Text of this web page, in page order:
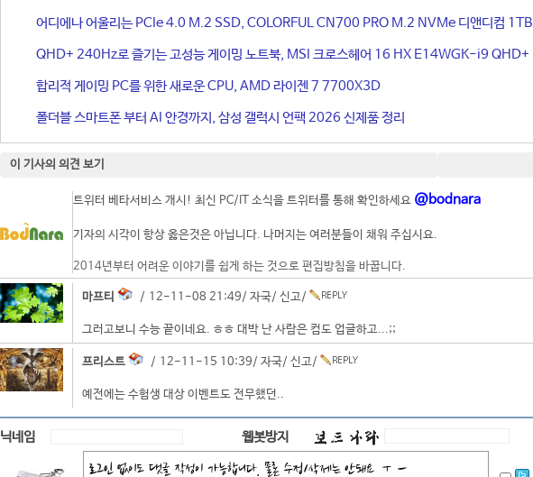
어디에나 어울리는 PCIe 4.0 M.2 SSD, COLORFUL CN700 PRO M.2 NVMe 디앤디컴 1TB
QHD+ 240Hz로 즐기는 고성능 게이밍 노트북, MSI 크로스헤어 16 HX E14WGK-i9 QHD+
합리적 게이밍 PC를 위한 새로운 CPU, AMD 라이젠 7 7700X3D
폴더블 스마트폰 부터 AI 안경까지, 삼성 갤럭시 언팩 2026 신제품 정리
이 기사의 의견 보기
트위터 베타서비스 개시! 최신 PC/IT 소식을 트위터를 통해 확인하세요 @bodnara
기자의 시각이 항상 옳은것은 아닙니다. 나머지는 여러분들이 채워 주십시요.
2014년부터 어려운 이야기를 쉽게 하는 것으로 편집방침을 바꿉니다.
마프티 / 12-11-08 21:49/ 자국/ 신고/
그러고보니 수능 끝이네요. ㅎㅎ 대박 난 사람은 컴도 업글하고...;;
프리스트 / 12-11-15 10:39/ 자국/ 신고/
예전에는 수험생 대상 이벤트도 전무했던..
닉네임 웹봇방지